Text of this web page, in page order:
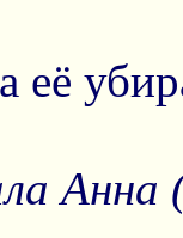
её
Анна